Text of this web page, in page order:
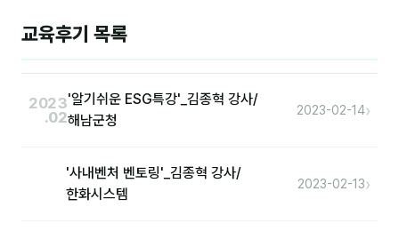
담당자·교육생 피드백
온라인강의 수강 후기
교육후기 목록
2023
.02
'알기쉬운 ESG특강'_김종혁 강사/
해남군청
2023-02-14›
'사내벤처 벤토링'_김종혁 강사/
한화시스템
2023-02-13›